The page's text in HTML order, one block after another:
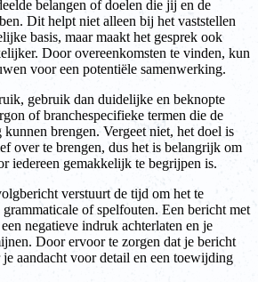
belangen of doelen die jij en de
Dit helpt niet alleen bij het vaststellen
basis, maar maakt het gesprek ook
Door overeenkomsten te vinden, kun
voor een potentiële samenwerking.
gebruik dan duidelijke en beknopte
of branchespecifieke termen die de
brengen. Vergeet niet, het doel is
over te brengen, dus het is belangrijk om
iedereen gemakkelijk te begrijpen is.
verstuurt de tijd om het te
of spelfouten. Een bericht met
negatieve indruk achterlaten en je
Door ervoor te zorgen dat je bericht
aandacht voor detail en een toewijding